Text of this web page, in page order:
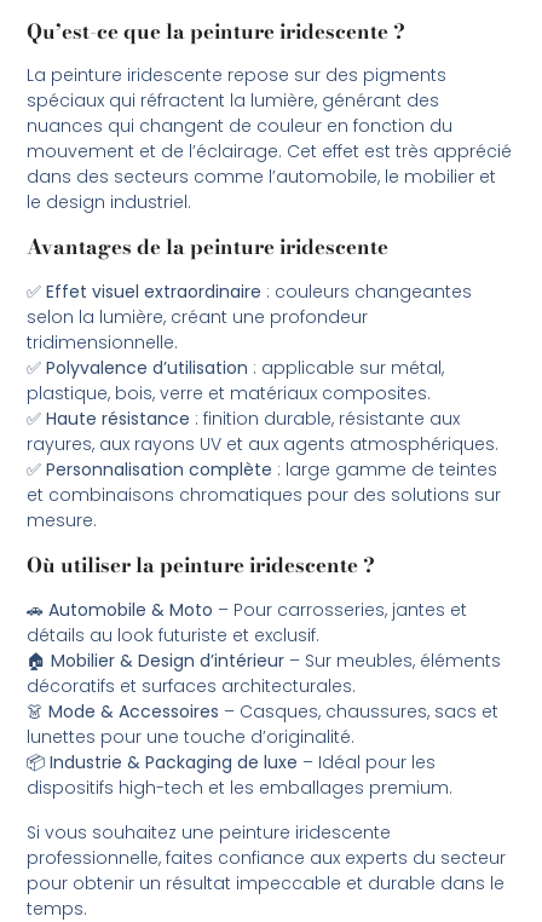
Qu’est-ce que la peinture iridescente ?
La peinture iridescente repose sur des pigments
spéciaux qui réfractent la lumière, générant des
nuances qui changent de couleur en fonction du
mouvement et de l’éclairage. Cet effet est très apprécié
dans des secteurs comme l’automobile, le mobilier et
le design industriel.
Avantages de la peinture iridescente
✅Effet visuel extraordinaire : couleurs changeantes
selon la lumière, créant une profondeur
tridimensionnelle.
✅Polyvalence d’utilisation : applicable sur métal,
plastique, bois, verre et matériaux composites.
✅Haute résistance : finition durable, résistante aux
rayures, aux rayons UV et aux agents atmosphériques.
✅Personnalisation complète : large gamme de teintes
et combinaisons chromatiques pour des solutions sur
mesure.
Où utiliser la peinture iridescente ?
🚗Automobile & Moto – Pour carrosseries, jantes et
détails au look futuriste et exclusif.
🏠Mobilier & Design d’intérieur – Sur meubles, éléments
décoratifs et surfaces architecturales.
👗Mode & Accessoires – Casques, chaussures, sacs et
lunettes pour une touche d’originalité.
📦Industrie & Packaging de luxe – Idéal pour les
dispositifs high-tech et les emballages premium.
Si vous souhaitez une peinture iridescente
professionnelle, faites confiance aux experts du secteur
pour obtenir un résultat impeccable et durable dans le
temps.